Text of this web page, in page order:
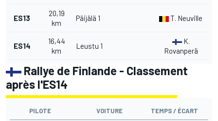
ES13
20,19
km
Päijälä 1 T. Neuville
ES14
16,44
km
Leustu 1
K.
Rovanperä
Rallye de Finlande - Classement
après l'ES14
PILOTE VOITURE TEMPS / ÉCART